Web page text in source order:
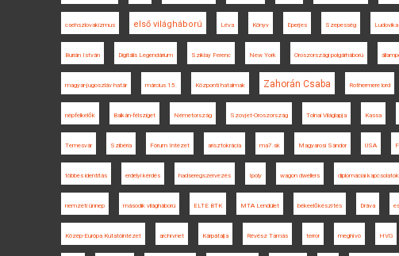
csehszlovakizmus első világháború Léva Könyv Eperjes Szepesség
Burián István Digitális Legendárium Sziklay Ferenc New York Oroszországi polgárháború
magyar-jugoszláv határ március 15. Központi hatalmak Zahorán Csaba Rothermere lord
népfelkelők Balkán-félsziget Németország Szovjet-Oroszország Tolnai Világlapja Kassa
Temesvár Szibéria Fórum Intézet arisztokrácia ma7.sk Magyarosi Sándor USA
többes identitás erdélyi kérdés hadseregszervezés Ipoly wagon dwellers diplomáciai kapcsolatok
nemzeti ünnep második világháború ELTE BTK MTA Lendület békeelőkészítés Dráva
Közép-Európa Kutatóintézet archívnet Kárpátalja Révész Tamás terror meghívó HVG